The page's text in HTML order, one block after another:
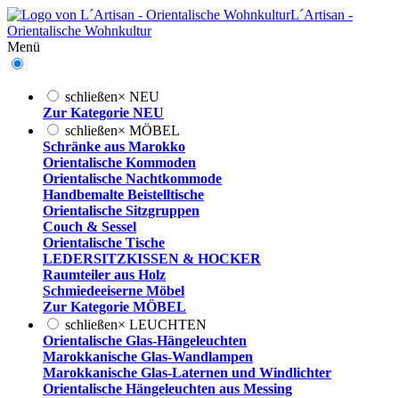
L´Artisan -
Orientalische Wohnkultur
Menü
schließen× NEU
Zur Kategorie NEU
schließen× MÖBEL
Schränke aus Marokko
Orientalische Kommoden
Orientalische Nachtkommode
Handbemalte Beistelltische
Orientalische Sitzgruppen
Couch & Sessel
Orientalische Tische
LEDERSITZKISSEN & HOCKER
Raumteiler aus Holz
Schmiedeeiserne Möbel
Zur Kategorie MÖBEL
schließen× LEUCHTEN
Orientalische Glas-Hängeleuchten
Marokkanische Glas-Wandlampen
Marokkanische Glas-Laternen und Windlichter
Orientalische Hängeleuchten aus Messing